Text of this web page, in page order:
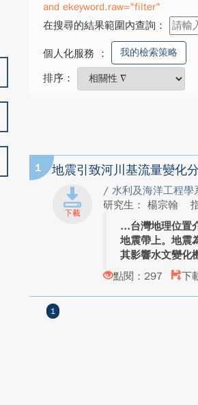
and ekeyword.raw="filter"
在搜尋的結果範圍內查詢：
個人化服務 ： 我的檢索策略
排序：
1 地震引致河川基流量變化
/ 水利及海洋工程學
研究生： 楊宗翰
台灣地理位置
地震帶上。地震
其影響水文變化
點閱：297
下
1